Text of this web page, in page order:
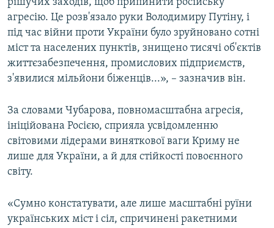
рішучих заходів, щоб припинити російську
агресію. Це розв'язало руки Володимиру Путіну, і
під час війни проти України було зруйновано сотні
міст та населених пунктів, знищено тисячі об'єктів
життєзабезпечення, промислових підприємств,
з'явилися мільйони біженців...», – зазначив він.
За словами Чубарова, повномасштабна агресія,
ініційована Росією, сприяла усвідомленню
світовими лідерами виняткової ваги Криму не
лише для України, а й для стійкості повоєнного
світу.
«Сумно констатувати, але лише масштабні руїни
українських міст і сіл, спричинені ракетними